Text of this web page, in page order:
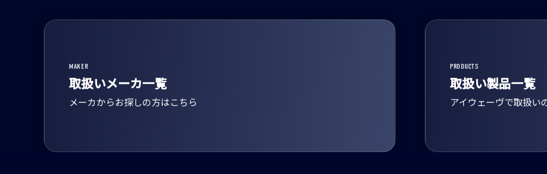
取扱いメーカ一覧
メーカからお探しの方はこちら
取扱い製品一覧
アイウェーヴで取扱い